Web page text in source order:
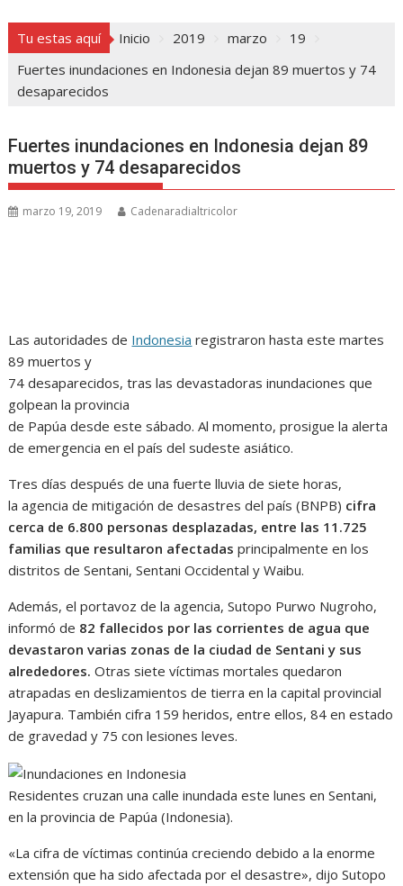
Tu estas aquí Inicio 2019 marzo
19
Fuertes inundaciones en Indonesia dejan 89 muertos y 74
desaparecidos
Fuertes inundaciones en Indonesia dejan 89
muertos y 74 desaparecidos
marzo 19, 2019 Cadenaradialtricolor
Las autoridades de Indonesia registraron hasta este martes
89 muertos y
74 desaparecidos, tras las devastadoras inundaciones que
golpean la provincia
de Papúa desde este sábado. Al momento, prosigue la alerta
de emergencia en el país del sudeste asiático.
Tres días después de una fuerte lluvia de siete horas,
la agencia de mitigación de desastres del país (BNPB) cifra
cerca de 6.800 personas desplazadas, entre las 11.725
familias que resultaron afectadas principalmente en los
distritos de Sentani, Sentani Occidental y Waibu.
Además, el portavoz de la agencia, Sutopo Purwo Nugroho,
informó de 82 fallecidos por las corrientes de agua que
devastaron varias zonas de la ciudad de Sentani y sus
alrededores. Otras siete víctimas mortales quedaron
atrapadas en deslizamientos de tierra en la capital provincial
Jayapura. También cifra 159 heridos, entre ellos, 84 en estado
de gravedad y 75 con lesiones leves.
Residentes cruzan una calle inundada este lunes en Sentani,
en la provincia de Papúa (Indonesia).
«La cifra de víctimas continúa creciendo debido a la enorme
extensión que ha sido afectada por el desastre», dijo Sutopo